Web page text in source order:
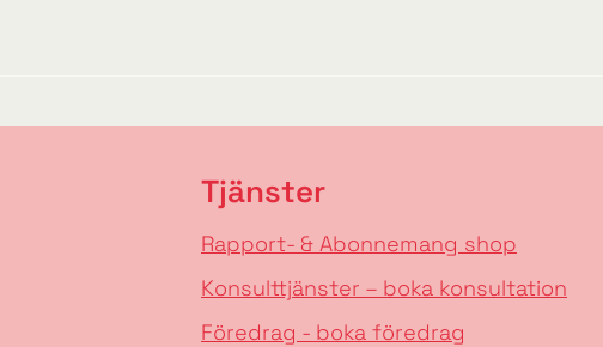
Tjänster
Rapport- & Abonnemang shop
Konsulttjänster – boka konsultation
Föredrag - boka föredrag